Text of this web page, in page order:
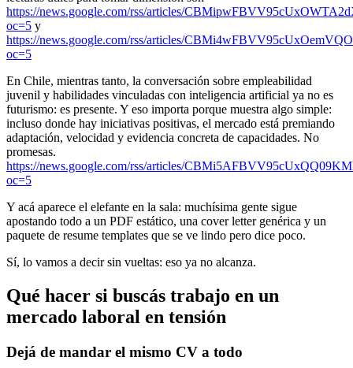
https://news.google.com/rss/articles/
oc=5 y
https://news.google.com/rss/articles/
oc=5
En Chile, mientras tanto, la conversación sobre empleabilidad
juvenil y habilidades vinculadas con inteligencia artificial ya no es
futurismo: es presente. Y eso importa porque muestra algo simple:
incluso donde hay iniciativas positivas, el mercado está premiando
adaptación, velocidad y evidencia concreta de capacidades. No
promesas.
https://news.google.com/rss/articles/
oc=5
Y acá aparece el elefante en la sala: muchísima gente sigue
apostando todo a un PDF estático, una cover letter genérica y un
paquete de resume templates que se ve lindo pero dice poco.
Sí, lo vamos a decir sin vueltas: eso ya no alcanza.
Qué hacer si buscás trabajo en un
mercado laboral en tensión
Dejá de mandar el mismo CV a todo